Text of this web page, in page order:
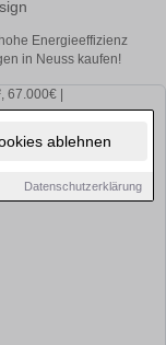
ablehnen
Datenschutzerklärung
Energieeffizienz
in Neuss kaufen!